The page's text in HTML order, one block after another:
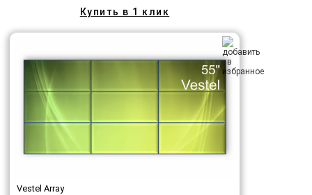
Купить в 1 клик
Vestel Array